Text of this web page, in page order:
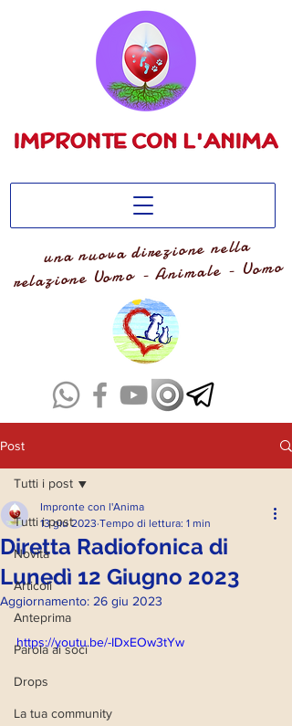
una nuova direzione nella
relazione Uomo - Animale - Uomo
Post
Tutti i post
Novità
Articoli
Anteprima
Parola ai soci
Drops
La tua community
Tutti i post
Diretta Radiofonica di
Lunedì 12 Giugno 2023
Impronte con l'Anima
13 giu 2023 Tempo di lettura: 1 min
Aggiornamento: 26 giu 2023
https://youtu.be/-IDxEOw3tYw